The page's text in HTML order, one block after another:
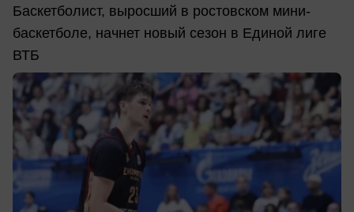
Баскетболист, выросший в ростовском мини-
баскетболе, начнет новый сезон в Единой лиге
ВТБ